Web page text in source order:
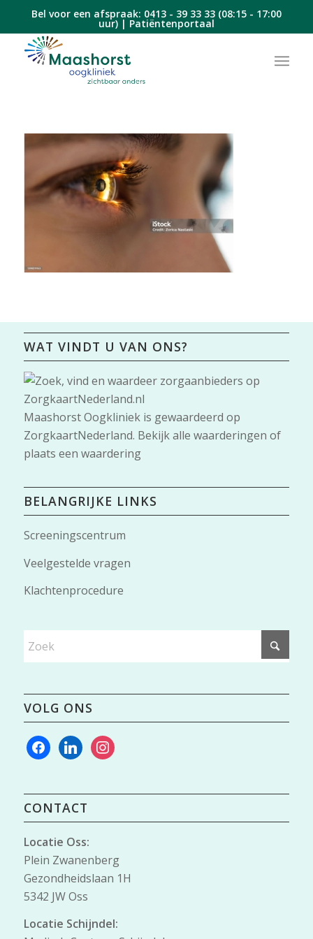
Bel voor een afspraak: 0413 - 39 33 33(08:15 - 17:00
uur) | Patiëntenportaal
WAT VINDT U VAN ONS?
Maashorst Oogkliniekis gewaardeerd op
ZorgkaartNederland. Bekijk alle waarderingen of
plaats een waardering
BELANGRIJKE LINKS
Screeningscentrum
Veelgestelde vragen
Klachtenprocedure
VOLG ONS
facebooklinkedininstagram
CONTACT
Locatie Oss:
Plein Zwanenberg
Gezondheidslaan 1H
5342 JW Oss
Locatie Schijndel: